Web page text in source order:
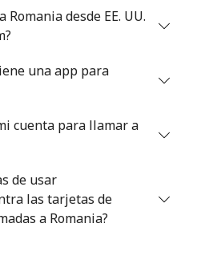
desde EE. UU.
una app para
cuenta para llamar a
de usar
las tarjetas de
a Romania?